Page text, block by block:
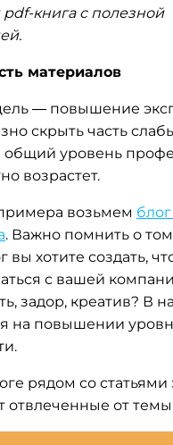
книга с полезной
материалов
— повышение
скрыть часть
общий уровень
возрастет.
возьмем
. Важно помнить о
вы хотите создать,
с вашей
задор, креатив? В
на повышении
рядом со статьями
отвлеченные от